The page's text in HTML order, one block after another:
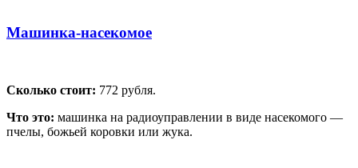
Машинка-насекомое
Сколько стоит: 772 рубля.
Что это: машинка на радиоуправлении в виде насекомого —
пчелы, божьей коровки или жука.